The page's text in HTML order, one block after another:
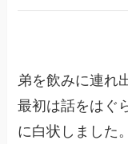
弟を飲みに連れ
最初は話をはぐ
に白状しました。